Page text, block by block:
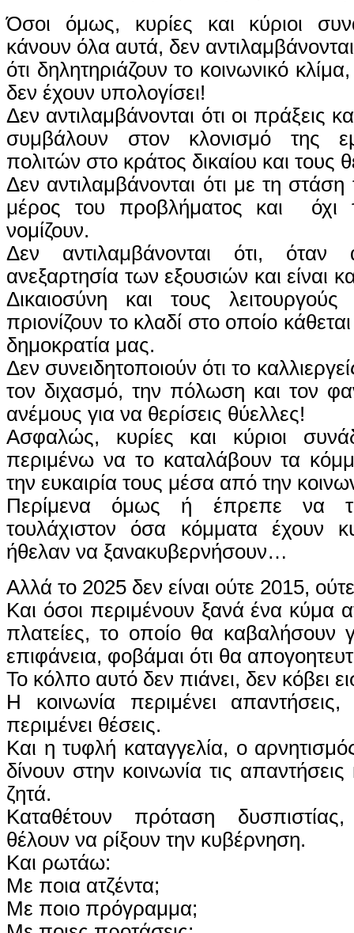
Όσοι όμως, κυρίες και κύριοι
κάνουν όλα αυτά, δεν
ότι δηλητηριάζουν το κοινωνικό
δεν έχουν υπολογίσει!
Δεν αντιλαμβάνονται ότι οι πράξεις
συμβάλουν στον κλονισμό της
πολιτών στο κράτος δικαίου και τους
Δεν αντιλαμβάνονται ότι με τη στάση
μέρος του προβλήματος και όχι
νομίζουν.
Δεν αντιλαμβάνονται ότι, όταν
ανεξαρτησία των εξουσιών και είναι
Δικαιοσύνη και τους
πριονίζουν το κλαδί στο οποίο
δημοκρατία μας.
Δεν συνειδητοποιούν ότι το
τον διχασμό, την πόλωση και τον
ανέμους για να θερίσεις θύελλες!
Ασφαλώς, κυρίες και κύριοι
περιμένω να το καταλάβουν τα
την ευκαιρία τους μέσα από την
Περίμενα όμως ή έπρεπε να το
τουλάχιστον όσα κόμματα έχουν
ήθελαν να ξανακυβερνήσουν…
Αλλά το 2025 δεν είναι ούτε 2015,
Και όσοι περιμένουν ξανά ένα κύμα
πλατείες, το οποίο θα καβαλήσουν
επιφάνεια, φοβάμαι ότι θα
Το κόλπο αυτό δεν πιάνει, δεν κόβει
Η κοινωνία περιμένει απαντήσεις,
περιμένει θέσεις.
Και η τυφλή καταγγελία, ο
δίνουν στην κοινωνία τις απαντήσεις
ζητά.
Καταθέτουν πρόταση
θέλουν να ρίξουν την κυβέρνηση.
Και ρωτάω:
Με ποια ατζέντα;
Με ποιο πρόγραμμα;